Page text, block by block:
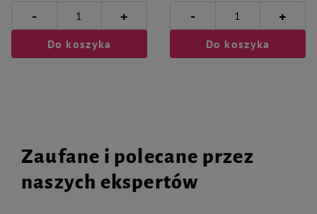
- +
Do koszyka
- +
Do koszyka
Zaufane i polecane przez
naszych ekspertów